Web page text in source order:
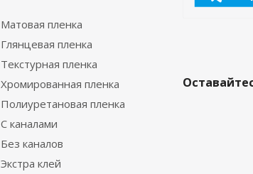
Матовая пленка
Глянцевая пленка
Текстурная пленка
Хромированная пленка
Полиуретановая пленка
С каналами
Без каналов
Экстра клей